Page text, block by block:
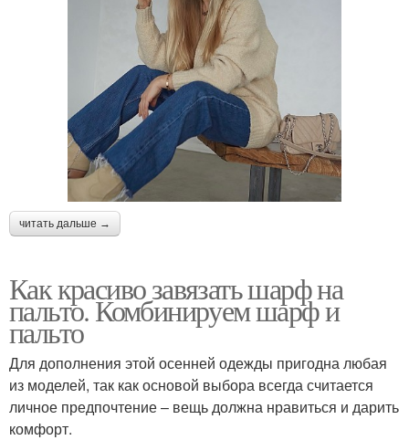
читать дальше →
Как красиво завязать шарф на
пальто. Комбинируем шарф и
пальто
Для дополнения этой осенней одежды пригодна любая
из моделей, так как основой выбора всегда считается
личное предпочтение – вещь должна нравиться и дарить
комфорт.